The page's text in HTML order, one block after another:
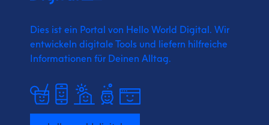
Dies ist ein Portal von Hello World Digital. Wir
entwickeln digitale Tools und liefern hilfreiche
Informationen für Deinen Alltag.